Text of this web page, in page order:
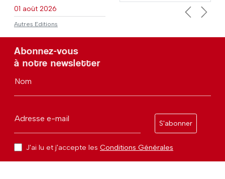
01 août 2026
Autres Editions
Previous
Next
Abonnez-vous
à notre newsletter
Nom
Adresse e-mail
S'abonner
J'ai lu et j'accepte les Conditions Générales